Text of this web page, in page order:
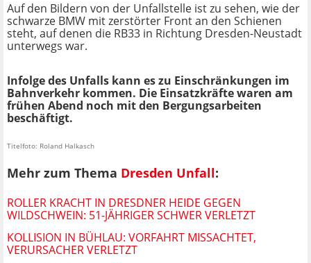
Auf den Bildern von der Unfallstelle ist zu sehen, wie der
schwarze BMW mit zerstörter Front an den Schienen
steht, auf denen die RB33 in Richtung Dresden-Neustadt
unterwegs war.
Infolge des Unfalls kann es zu Einschränkungen im
Bahnverkehr kommen. Die Einsatzkräfte waren am
frühen Abend noch mit den Bergungsarbeiten
beschäftigt.
Titelfoto: Roland Halkasch
Mehr zum Thema Dresden Unfall:
ROLLER KRACHT IN DRESDNER HEIDE GEGEN
WILDSCHWEIN: 51-JÄHRIGER SCHWER VERLETZT
KOLLISION IN BÜHLAU: VORFAHRT MISSACHTET,
VERURSACHER VERLETZT